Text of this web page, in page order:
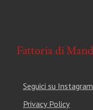
Seguici su Instagram
Privacy Policy